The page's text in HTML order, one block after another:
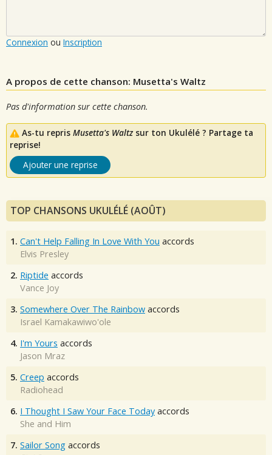
Connexion ou Inscription
A propos de cette chanson: Musetta's Waltz
Pas d'information sur cette chanson.
As-tu repris Musetta's Waltzsur ton Ukulélé ? Partage ta
reprise!
Ajouter une reprise
TOP CHANSONS UKULÉLÉ (AOÛT)
1. Can't Help Falling In Love With You accords
Elvis Presley
2. Riptide accords
Vance Joy
3. Somewhere Over The Rainbow accords
Israel Kamakawiwo'ole
4. I'm Yours accords
Jason Mraz
5. Creep accords
Radiohead
6. I Thought I Saw Your Face Today accords
She and Him
7. Sailor Song accords